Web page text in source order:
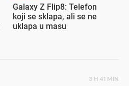
Galaxy Z Flip8: Telefon
koji se sklapa, ali se ne
uklapa u masu
3 H 41 MIN